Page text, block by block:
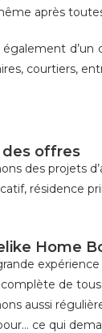
après
également
courtiers,
offres
des projets
résidence
Home
de
aussi
ce qui